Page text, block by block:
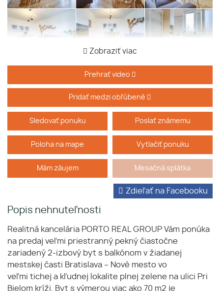
Zobraziť viac
Prehrať video
Pridať medzi obľúbené
Sledovať ponuku Poslať známemu
Poloha na mape Vytlačiť ponuku
Mám záujem Mesačná splátka
Popis nehnuteľnosti
Zdieľať na Facebooku
Realitná kancelária PORTO REAL GROUP Vám ponúka
na predaj veľmi priestranný pekný čiastočne
zariadený 2-izbový byt s balkónom v žiadanej
mestskej časti Bratislava – Nové mesto vo
veľmi tichej a kľudnej lokalite plnej zelene na ulici Pri
Bielom kríži. Byt s výmerou viac ako 70 m2 je